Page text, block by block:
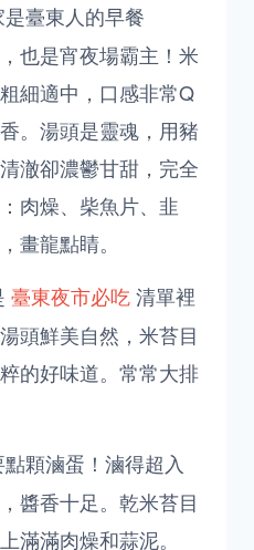
臺東人的早餐
也是宵夜場霸主！米
細適中，口感非常Q
。湯頭是靈魂，用豬
澈卻濃鬱甘甜，完全
肉燥、柴魚片、韭
畫龍點睛。
臺東夜市必吃清單裡
頭鮮美自然，米苔目
的好味道。常常大排
顆滷蛋！滷得超入
醬香十足。乾米苔目
滿滿肉燥和蒜泥。